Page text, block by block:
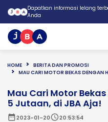
Dapatkan informasi lelang
Anda
HOME
BERITA DAN PROMOSI
MAU CARI MOTOR BEKAS DENGAN
Mau Cari Motor
5 Jutaan, di JBA Aja!
date_range2023-01-20schedule20:53:54